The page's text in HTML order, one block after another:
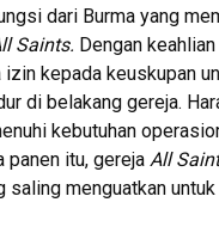
dari Burma yang
Saints. Dengan
kepada keuskupan
di belakang gereja.
kebutuhan
panen itu, gereja All
menguatkan